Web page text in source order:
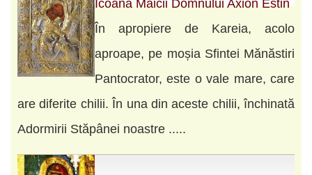
Icoana Maicii Domnului Axion Estin
În apropiere de Kareia, acolo
aproape, pe moșia Sfintei Mănăstiri
Pantocrator, este o vale mare, care
are diferite chilii. În una din aceste chilii, închinată
Adormirii Stăpânei noastre .....